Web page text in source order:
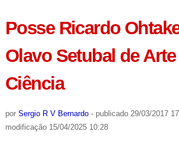
Posse Ricardo
Olavo Setubal de
Ciência
por Sergio R V Bernardo - publicado29/03/2017
modificação15/04/2025 10:28